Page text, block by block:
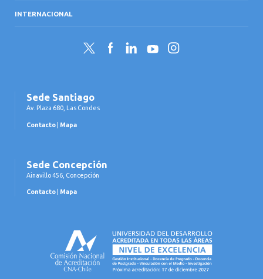
INTERNACIONAL
Twitter FacebookLinkedInYouTubeInstagram
Sede Santiago
Av. Plaza 680, Las Condes
Contacto Mapa
Sede Concepción
Ainavillo 456, Concepción
Contacto Mapa